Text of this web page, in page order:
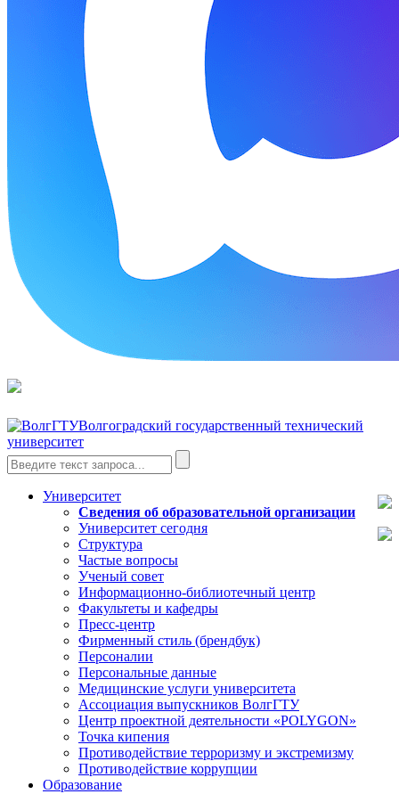
Волгоградский государственный технический
университет
Университет
Сведения об образовательной организации
Университет сегодня
Структура
Частые вопросы
Ученый совет
Информационно-библиотечный центр
Факультеты и кафедры
Пресс-центр
Фирменный стиль (брендбук)
Персоналии
Персональные данные
Медицинские услуги университета
Ассоциация выпускников ВолгГТУ
Центр проектной деятельности «POLYGON»
Точка кипения
Противодействие терроризму и экстремизму
Противодействие коррупции
Образование